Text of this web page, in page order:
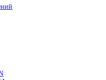
LS 628C
LS 688C
LC 185
LC 195F
FANUC